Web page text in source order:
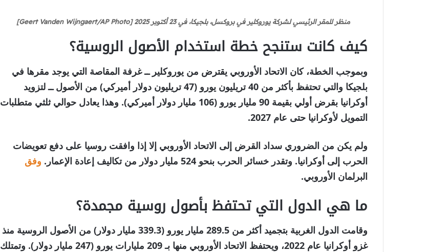
منظر للمقر الرئيسي لشركة يوروكلير في بروكسل، بلجيكا، في 23 أكتوبر 2025 [Geert Vanden Wijngaert/AP Photo]
كيف كانت ستنجح خطة استخدام الأصول الروسية؟
وبموجب الخطة، كان الاتحاد الأوروبي يقترض من يوروكلير ــ غرفة المقاصة التي يوجد مقرها في
بلجيكا والتي تحتفظ بأكثر من 40 تريليون يورو (47 تريليون دولار أميركي) من الأصول ــ لتزويد
أوكرانيا بقرض أولي بقيمة 90 مليار يورو (106 مليار دولار أميركي). وهذا يعادل حوالي ثلثي متطلبات
التمويل لأوكرانيا حتى عام 2027.
ولم يكن من الضروري سداد القرض إلى الاتحاد الأوروبي إلا إذا وافقت روسيا على دفع تعويضات
الحرب إلى أوكرانيا. وتقدر خسائر الحرب بنحو 524 مليار دولار من تكاليف إعادة الإعمار.
وفق
البرلمان الأوروبي.
ما هي الدول التي تحتفظ بأصول روسية مجمدة؟
وقامت الدول الغربية بتجميد أكثر من 289.5 مليار يورو (339.3 مليار دولار) من الأصول الروسية منذ
غزو أوكرانيا عام 2022، ويحتفظ الاتحاد الأوروبي منها بـ 209 مليارات يورو (247 مليار دولار). وتمتلك